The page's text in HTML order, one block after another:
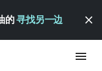
的寻找另一边